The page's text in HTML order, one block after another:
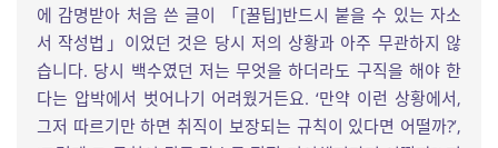
에 감명받아 처음 쓴 글이 「[꿀팁]반드시 붙을 수 있는 자소
서 작성법」이었던 것은 당시 저의 상황과 아주 무관하지 않
습니다. 당시 백수였던 저는 무엇을 하더라도 구직을 해야 한
다는 압박에서 벗어나기 어려웠거든요. ‘만약 이런 상황에서,
그저 따르기만 하면 취직이 보장되는 규칙이 있다면 어떨까?’,